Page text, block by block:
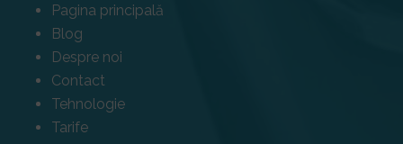
Pagina principală
Blog
Despre noi
Contact
Tehnologie
Tarife